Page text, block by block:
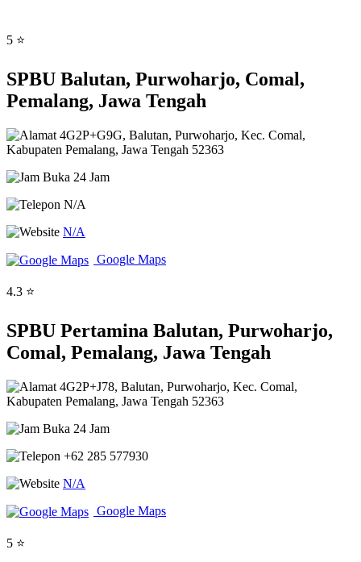
5 ⭐
SPBU Balutan, Purwoharjo, Comal,
Pemalang, Jawa Tengah
4G2P+G9G, Balutan, Purwoharjo, Kec. Comal,
Kabupaten Pemalang, Jawa Tengah 52363
Buka 24 Jam
N/A
N/A
Google Maps
4.3 ⭐
SPBU Pertamina Balutan, Purwoharjo,
Comal, Pemalang, Jawa Tengah
4G2P+J78, Balutan, Purwoharjo, Kec. Comal,
Kabupaten Pemalang, Jawa Tengah 52363
Buka 24 Jam
+62 285 577930
N/A
Google Maps
5 ⭐